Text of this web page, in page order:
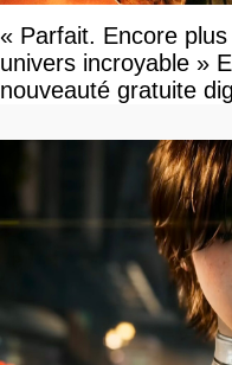
« Parfait. Encore
univers incroyable »
nouveauté gratuite